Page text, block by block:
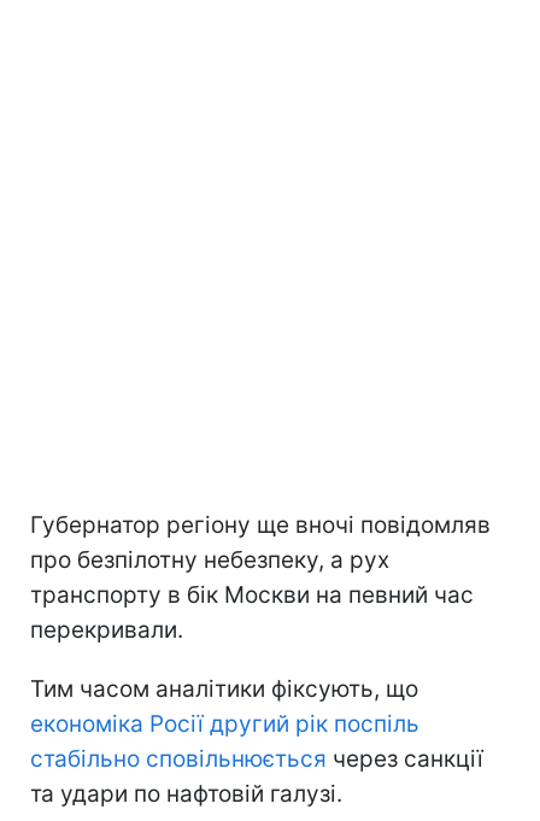
Губернатор регіону ще вночі повідомляв
про безпілотну небезпеку, а рух
транспорту в бік Москви на певний час
перекривали.
Тим часом аналітики фіксують, що
економіка Росії другий рік поспіль
стабільно сповільнюється через санкції
та удари по нафтовій галузі.